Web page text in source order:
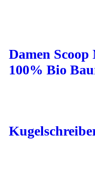
Damen
100% Bio